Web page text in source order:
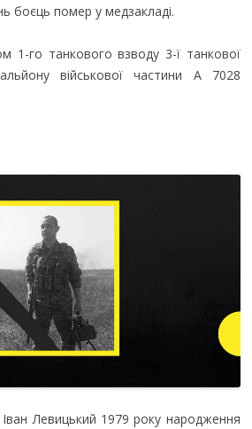
боєць помер у медзакладі.
1-го танкового взводу 3-ї танкової
військової частини А 7028
Левицький 1979 року народження